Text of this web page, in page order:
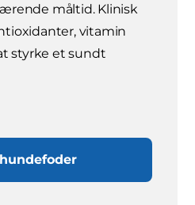
måltid. Klinisk
vitamin
styrke et sundt